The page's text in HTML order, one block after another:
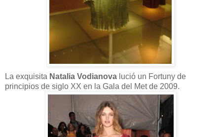
La exquisita Natalia Vodianova lució un Fortuny de
principios de siglo XX en la Gala del Met de 2009.